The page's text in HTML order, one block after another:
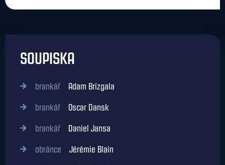
SOUPISKA
brankář Adam Brízgala
brankář Oscar Dansk
brankář Daniel Jansa
obránce Jérémie Blain